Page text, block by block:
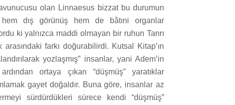
olan Linnaesus bizzat bu durumun
dış görünüş hem de bâtıni organlar
ki yalnızca maddi olmayan bir ruhun Tanrı
farkı doğurabilirdi. Kutsal Kitap’ın
yozlaşmış” insanlar, yani Adem’in
ortaya çıkan “düşmüş” yaratıklar
gayet doğaldır. Buna göre, insanlar az
sürdürdükleri sürece kendi “düşmüş”